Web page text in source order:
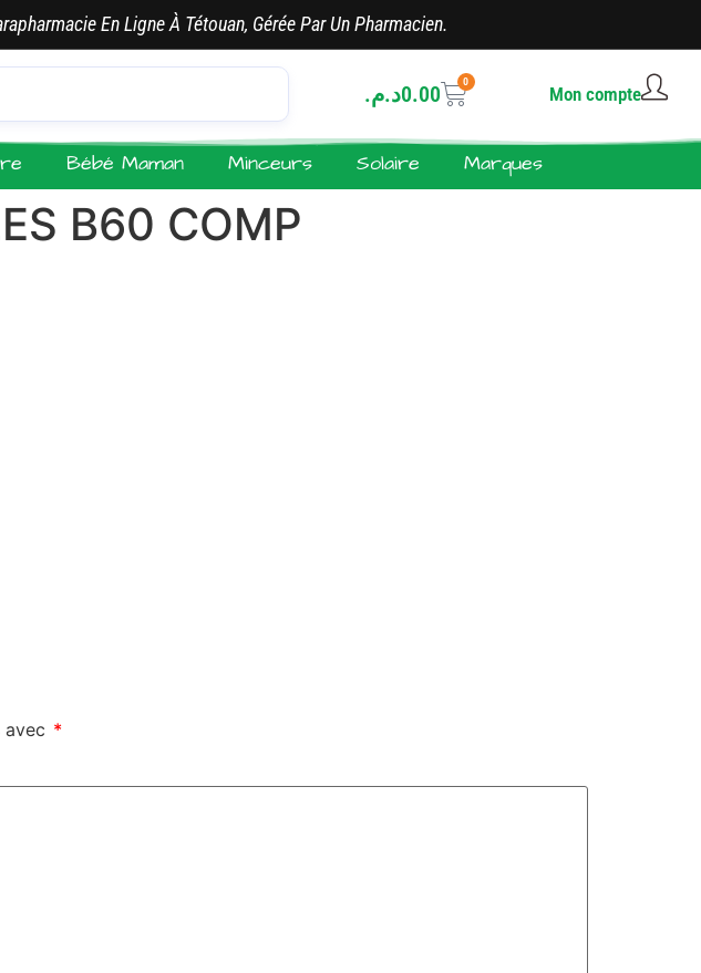
En Ligne À Tétouan, Gérée Par Un Pharmacien.
0.00د.م. 0
Mon compte
Bébé Maman Minceurs Solaire Marques
B60 COMP
avec *